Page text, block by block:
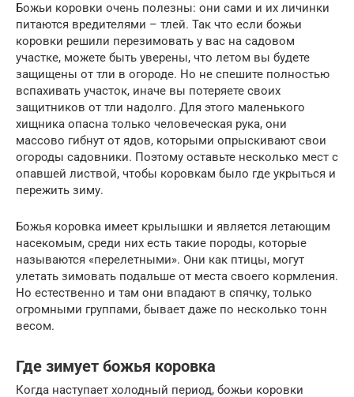
Божьи коровки очень полезны: они сами и их личинки
питаются вредителями – тлей. Так что если божьи
коровки решили перезимовать у вас на садовом
участке, можете быть уверены, что летом вы будете
защищены от тли в огороде. Но не спешите полностью
вспахивать участок, иначе вы потеряете своих
защитников от тли надолго. Для этого маленького
хищника опасна только человеческая рука, они
массово гибнут от ядов, которыми опрыскивают свои
огороды садовники. Поэтому оставьте несколько мест с
опавшей листвой, чтобы коровкам было где укрыться и
пережить зиму.
Божья коровка имеет крылышки и является летающим
насекомым, среди них есть такие породы, которые
называются «перелетными». Они как птицы, могут
улетать зимовать подальше от места своего кормления.
Но естественно и там они впадают в спячку, только
огромными группами, бывает даже по несколько тонн
весом.
Где зимует божья коровка
Когда наступает холодный период, божьи коровки